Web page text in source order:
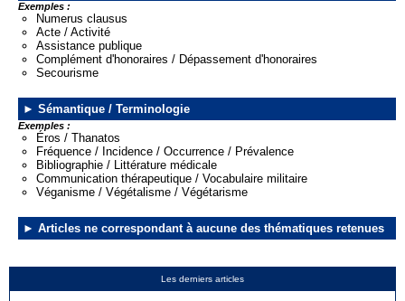
Les derniers articles
Exemples :
Numerus clausus
Acte / Activité
Assistance publique
Complément d'honoraires / Dépassement d'honoraires
Secourisme
Sémantique / Terminologie
Exemples :
Éros / Thanatos
Fréquence / Incidence / Occurrence / Prévalence
Bibliographie / Littérature médicale
Communication thérapeutique / Vocabulaire militaire
Véganisme / Végétalisme / Végétarisme
Articles ne correspondant à aucune des thématiques retenues